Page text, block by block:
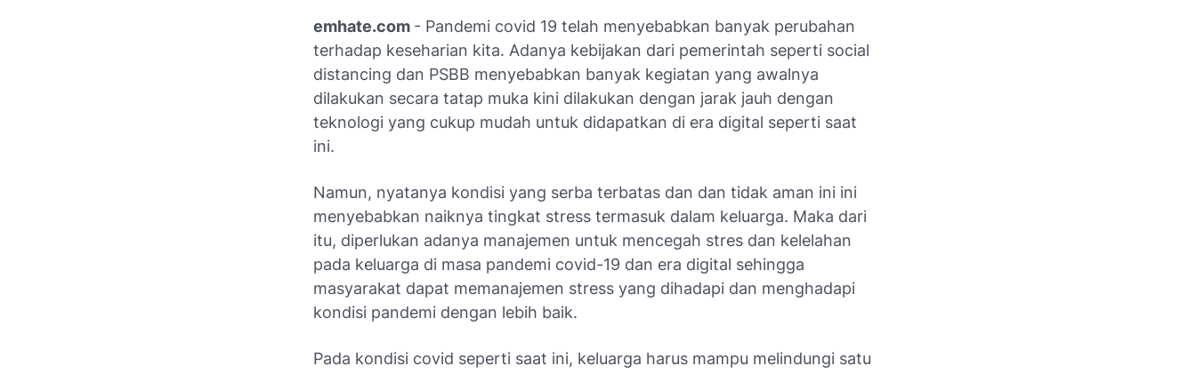
emhate.com - Pandemi covid 19 telah menyebabkan banyak perubahan
terhadap keseharian kita. Adanya kebijakan dari pemerintah seperti social
distancing dan PSBB menyebabkan banyak kegiatan yang awalnya
dilakukan secara tatap muka kini dilakukan dengan jarak jauh dengan
teknologi yang cukup mudah untuk didapatkan di era digital seperti saat
ini.
Namun, nyatanya kondisi yang serba terbatas dan dan tidak aman ini ini
menyebabkan naiknya tingkat stress termasuk dalam keluarga. Maka dari
itu, diperlukan adanya manajemen untuk mencegah stres dan kelelahan
pada keluarga di masa pandemi covid-19 dan era digital sehingga
masyarakat dapat memanajemen stress yang dihadapi dan menghadapi
kondisi pandemi dengan lebih baik.
Pada kondisi covid seperti saat ini, keluarga harus mampu melindungi satu